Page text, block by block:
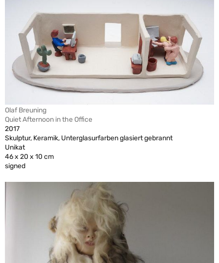
Olaf Breuning
Quiet Afternoon in the Office
2017
Skulptur, Keramik, Unterglasurfarben glasiert gebrannt
Unikat
46 x 20 x 10 cm
signed